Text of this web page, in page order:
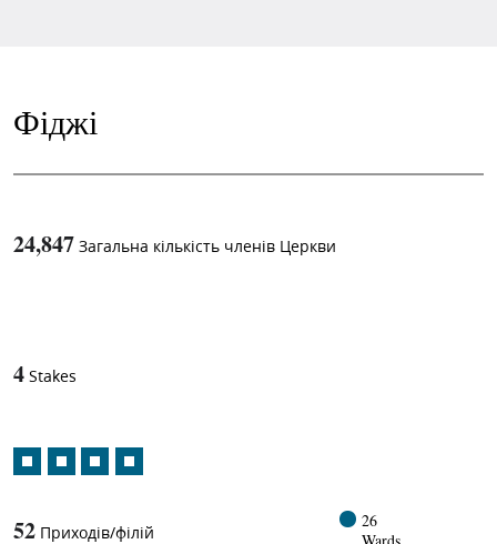
Фіджі
24,847 Загальна кількість членів Церкви
4 Stakes
52 Приходів/філій
26
Wards